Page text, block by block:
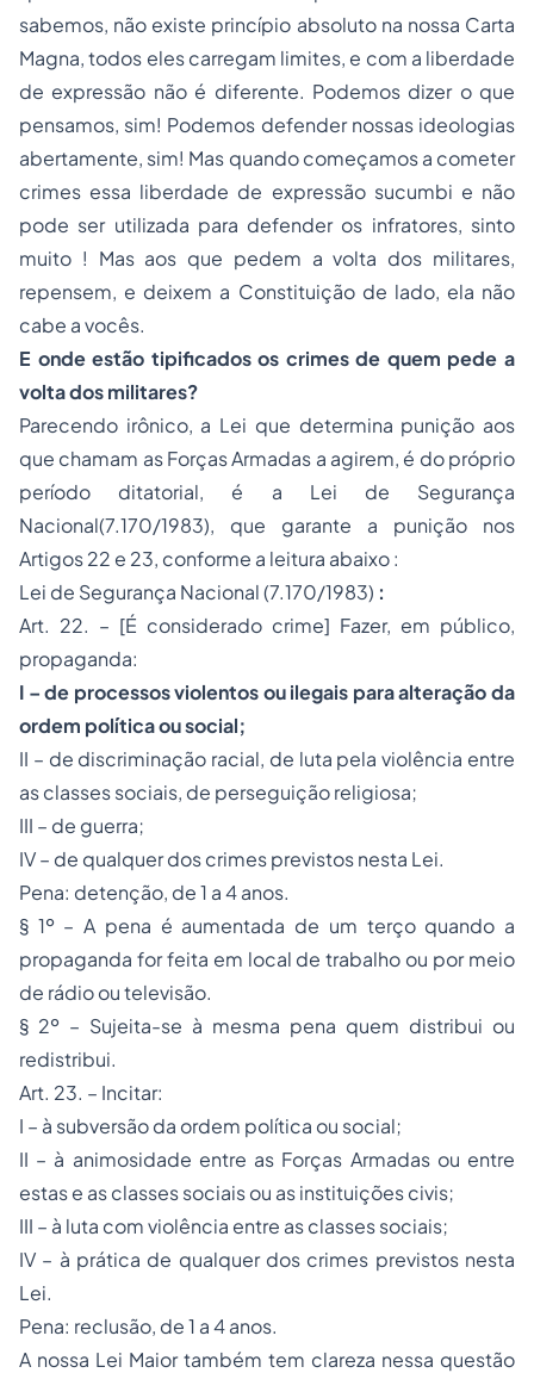
sabemos, não existe princípio absoluto na nossa Carta
Magna, todos eles carregam limites, e com a liberdade
de expressão não é diferente. Podemos dizer o que
pensamos, sim! Podemos defender nossas ideologias
abertamente, sim! Mas quando começamos a cometer
crimes essa liberdade de expressão sucumbi e não
pode ser utilizada para defender os infratores, sinto
muito ! Mas aos que pedem a volta dos militares,
repensem, e deixem a Constituição de lado, ela não
cabe a vocês.
E onde estão tipificados os crimes de quem pede a
volta dos militares?
Parecendo irônico, a Lei que determina punição aos
que chamam as Forças Armadas a agirem, é do próprio
período ditatorial, é a Lei de Segurança
Nacional(7.170/1983), que garante a punição nos
Artigos 22 e 23, conforme a leitura abaixo :
Lei de Segurança Nacional (7.170/1983) :
Art. 22. – [É considerado crime] Fazer, em público,
propaganda:
I – de processos violentos ou ilegais para alteração da
ordem política ou social;
II – de discriminação racial, de luta pela violência entre
as classes sociais, de perseguição religiosa;
III – de guerra;
IV – de qualquer dos crimes previstos nesta Lei.
Pena: detenção, de 1 a 4 anos.
§ 1º – A pena é aumentada de um terço quando a
propaganda for feita em local de trabalho ou por meio
de rádio ou televisão.
§ 2º – Sujeita-se à mesma pena quem distribui ou
redistribui.
Art. 23. – Incitar:
I – à subversão da ordem política ou social;
II – à animosidade entre as Forças Armadas ou entre
estas e as classes sociais ou as instituições civis;
III – à luta com violência entre as classes sociais;
IV – à prática de qualquer dos crimes previstos nesta
Lei.
Pena: reclusão, de 1 a 4 anos.
A nossa Lei Maior também tem clareza nessa questão